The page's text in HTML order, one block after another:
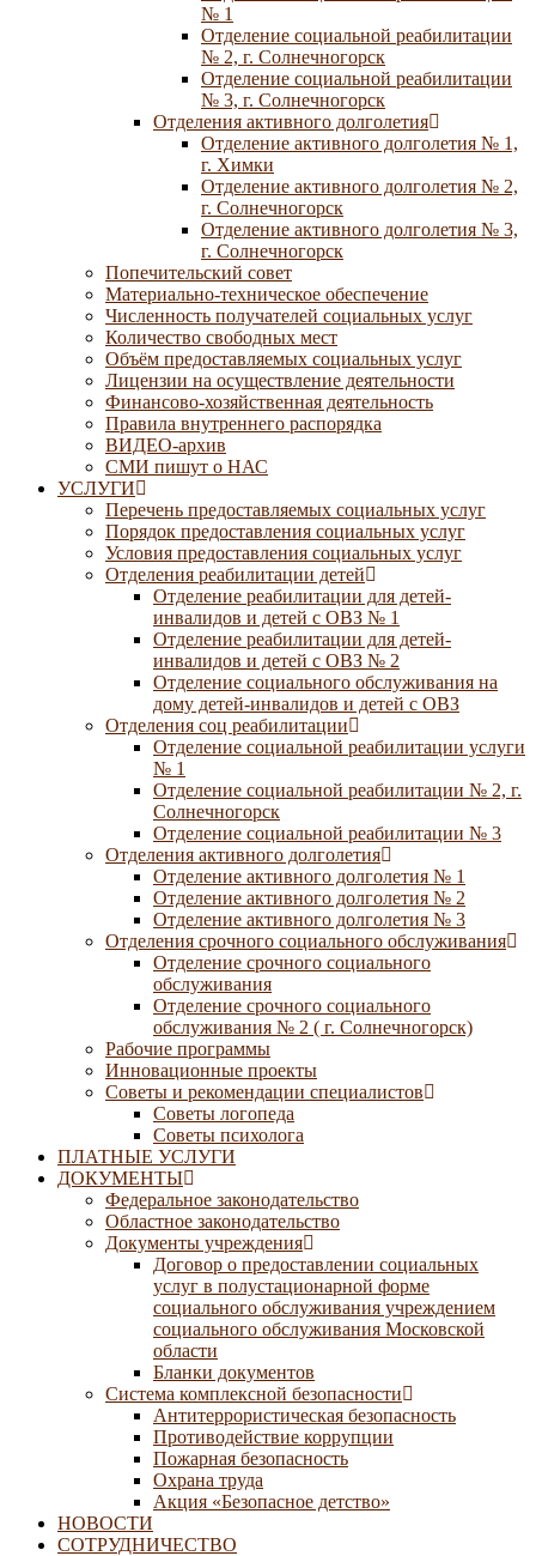
№ 1
Отделение социальной реабилитации
№ 2, г. Солнечногорск
Отделение социальной реабилитации
№ 3, г. Солнечногорск
Отделения активного долголетия
Отделение активного долголетия № 1,
г. Химки
Отделение активного долголетия № 2,
г. Солнечногорск
Отделение активного долголетия № 3,
г. Солнечногорск
Попечительский совет
Материально-техническое обеспечение
Численность получателей социальных услуг
Количество свободных мест
Объём предоставляемых социальных услуг
Лицензии на осуществление деятельности
Финансово-хозяйственная деятельность
Правила внутреннего распорядка
ВИДЕО-архив
СМИ пишут о НАС
УСЛУГИ
Перечень предоставляемых социальных услуг
Порядок предоставления социальных услуг
Условия предоставления социальных услуг
Отделения реабилитации детей
Отделение реабилитации для детей-
инвалидов и детей с ОВЗ № 1
Отделение реабилитации для детей-
инвалидов и детей с ОВЗ № 2
Отделение социального обслуживания на
дому детей-инвалидов и детей с ОВЗ
Отделения соц реабилитации
Отделение социальной реабилитации услуги
№ 1
Отделение социальной реабилитации № 2, г.
Солнечногорск
Отделение социальной реабилитации № 3
Отделения активного долголетия
Отделение активного долголетия № 1
Отделение активного долголетия № 2
Отделение активного долголетия № 3
Отделения срочного социального обслуживания
Отделение срочного социального
обслуживания
Отделение срочного социального
обслуживания № 2 ( г. Солнечногорск)
Рабочие программы
Инновационные проекты
Советы и рекомендации специалистов
Советы логопеда
Советы психолога
ПЛАТНЫЕ УСЛУГИ
ДОКУМЕНТЫ
Федеральное законодательство
Областное законодательство
Документы учреждения
Договор о предоставлении социальных
услуг в полустационарной форме
социального обслуживания учреждением
социального обслуживания Московской
области
Бланки документов
Система комплексной безопасности
Антитеррористическая безопасность
Противодействие коррупции
Пожарная безопасность
Охрана труда
Акция «Безопасное детство»
НОВОСТИ
СОТРУДНИЧЕСТВО